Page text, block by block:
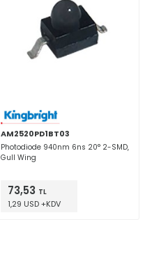
AM2520PD1BT03
Photodiode 940nm 6ns 20° 2-SMD,
Gull Wing
73,53 TL
1,29 USD +KDV